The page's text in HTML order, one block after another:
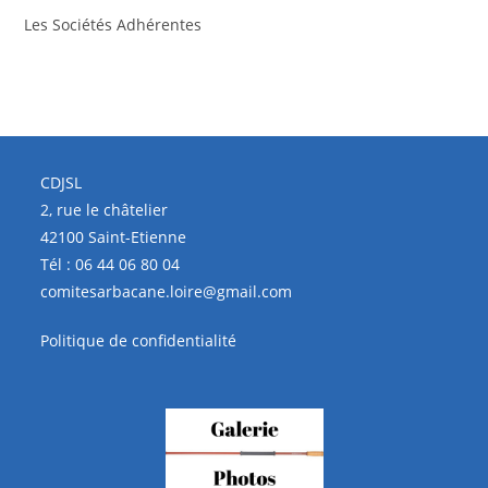
Les Sociétés Adhérentes
CDJSL
2, rue le châtelier
42100 Saint-Etienne
Tél :06 44 06 80 04
comitesarbacane.loire@gmail.com
Politique de confidentialité